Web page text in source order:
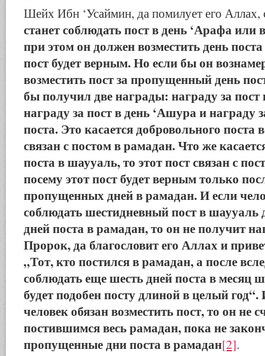
Шейх Ибн ‘Усаймин, да помилует его Аллах,
станет соблюдать пост в день ‘Арафа или
при этом он должен возместить день
пост будет верным. Но если бы он
возместить пост за пропущенный день
бы получил две награды: награду за пост
награду за пост в день ‘Ашура и награду
поста. Это касается добровольного
связан с постом в рамадан. Что же
поста в шаууаль, то этот пост связан с
посему этот пост будет верным только
пропущенных дней в рамадан. И если
соблюдать шестидневный пост в шаууаль
дней поста в рамадан, то он не получит
Пророк, да благословит его Аллах и
„Тот, кто постился в рамадан, а после
соблюдать еще шесть дней поста в месяц
будет подобен посту длиной в целый год“.
человек обязан возместить пост, то он не
постившимся весь рамадан, пока не
пропущенные дни поста в рамадан[2].